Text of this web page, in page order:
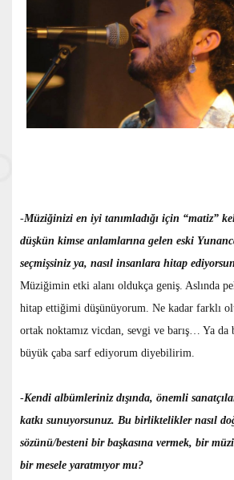
-Müziğinizi en iyi tanımladığı için “matiz”
düşkün kimse anlamlarına gelen eski
seçmişsiniz ya, nasıl insanlara hitap
Müziğimin etki alanı oldukça geniş. Aslında
hitap ettiğimi düşünüyorum. Ne kadar farklı
ortak noktamız vicdan, sevgi ve barış… Ya da
büyük çaba sarf ediyorum diyebilirim.
-Kendi albümleriniz dışında, önemli
katkı sunuyorsunuz. Bu birliktelikler nasıl
sözünü/besteni bir başkasına vermek, bir
bir mesele yaratmıyor mu?